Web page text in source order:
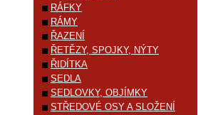
RÁFKY
RÁMY
ŘAZENÍ
ŘETĚZY, SPOJKY, NÝTY
ŘIDÍTKA
SEDLA
SEDLOVKY, OBJÍMKY
STŘEDOVÉ OSY A SLOŽENÍ